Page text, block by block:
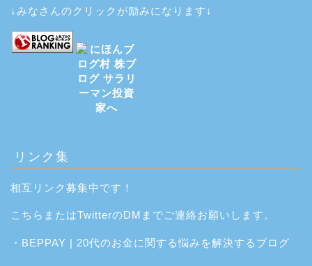
↓みなさんのクリックが励みになります↓
リンク集
相互リンク募集中です！
こちら またはTwitterのDMまでご連絡お願いします。
・ BEPPAY | 20代のお金に関する悩みを解決するブログ